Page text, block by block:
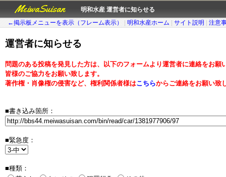
MeiwaSuisan
明和水産 運営者に知らせる
←掲示板メニューを表示（フレーム表示）
明和水産ホーム サイト説明 注意
運営者に知らせる
問題のある投稿を発見した方は、以下のフォームより運営者に連絡をお願
皆様のご協力をお願い致します。
著作権・肖像権の侵害など、権利関係者様はこちらからご連絡をお願い致
■書き込み箇所：
■緊急度：
■種類：